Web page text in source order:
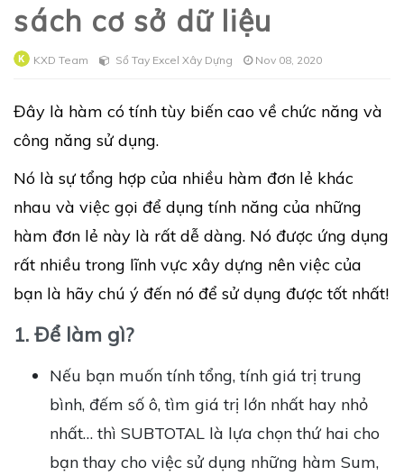
sách cơ sở dữ liệu
KXD Team Sổ Tay Excel Xây Dựng Nov 08, 2020
Đây là hàm có tính tùy biến cao về chức năng và
công năng sử dụng.
Nó là sự tổng hợp của nhiều hàm đơn lẻ khác
nhau và việc gọi để dụng tính năng của những
hàm đơn lẻ này là rất dễ dàng. Nó được ứng dụng
rất nhiều trong lĩnh vực xây dựng nên việc của
bạn là hãy chú ý đến nó để sử dụng được tốt nhất!
1. Để làm gì?
Nếu bạn muốn tính tổng, tính giá trị trung
bình, đếm số ô, tìm giá trị lớn nhất hay nhỏ
nhất… thì SUBTOTAL là lựa chọn thứ hai cho
bạn thay cho việc sử dụng những hàm Sum,